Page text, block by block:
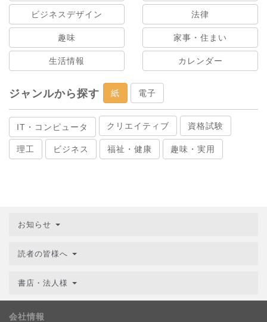
ビジネスデザイン 法律
趣味 家事・住まい
生活情報 カレンダー
ジャンルから探す 紙 電子
IT・コンピュータ クリエイティブ 資格試験
理工 ビジネス 福祉・健康 趣味・実用
お知らせ
読者の皆様へ
書店・法人様
会社情報